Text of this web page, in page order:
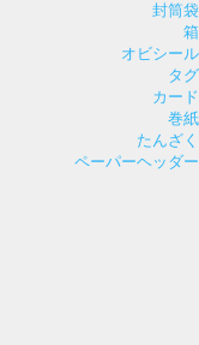
封筒袋
箱
オビシール
タグ
カード
巻紙
たんざく
ペーパーヘッダー